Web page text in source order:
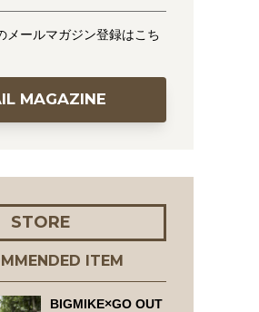
メールマガジン登録はこち
MAGAZINE
STORE
ITEM
BIGMIKE×GO OUT